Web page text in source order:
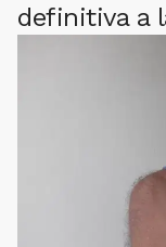
definitiva a